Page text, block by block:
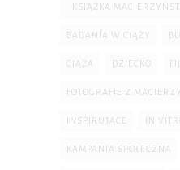
. KSIĄŻKA
BADANIA W CIĄŻY
CIĄŻA DZIECKO
FOTOGRAFIE Z
INSPIRUJĄCE IN
KAMPANIA SPOŁECZNA